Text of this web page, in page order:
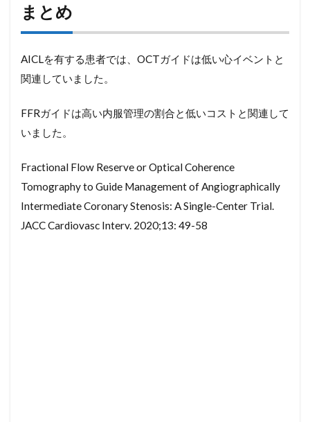
まとめ
AICLを有する患者では、OCTガイドは低い心イベントと
関連していました。
FFRガイドは高い内服管理の割合と低いコストと関連して
いました。
Fractional Flow Reserve or Optical Coherence
Tomography to Guide Management of Angiographically
Intermediate Coronary Stenosis: A Single-Center Trial.
JACC Cardiovasc Interv. 2020;13: 49-58